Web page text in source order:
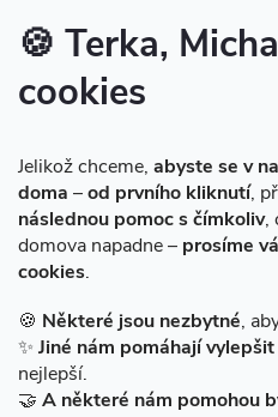
🍪 Terka,
cookies
Jelikož chceme, abyste se v
doma –od prvního kliknutí,
následnou pomoc s čímkoliv,
domova napadne – prosíme
cookies.
🍪 Některé jsou nezbytné,
✨ Jiné nám pomáhají
nejlepší.
🤝 A některé nám pomohou
Instagram
Facebook